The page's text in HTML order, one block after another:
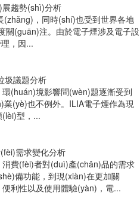
趨勢(shì)分析
，同時(shí)也受到世界各地
(guān)注。由於電子煙涉及電子設
，因...
圾議題分析
(huán)境影響問(wèn)題逐漸受到
(yè)也不例外。ILIA電子煙作為現
型，...
需求變化分析
費(fèi)者對(duì)產(chǎn)品的需求
備功能，到現(xiàn)在更加關
利性以及使用體驗(yàn)，電...